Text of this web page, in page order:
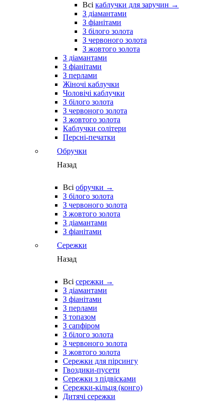
Всі каблучки для заручин →
З діамантами
З фіанітами
З білого золота
З червоного золота
З жовтого золота
З діамантами
З фіанітами
З перлами
Жіночі каблучки
Чоловічі каблучки
З білого золота
З червоного золота
З жовтого золота
Каблучки солітери
Персні-печатки
Обручки
Назад
Всі обручки →
З білого золота
З червоного золота
З жовтого золота
З діамантами
З фіанітами
Сережки
Назад
Всі сережки →
З діамантами
З фіанітами
З перлами
З топазом
З сапфіром
З білого золота
З червоного золота
З жовтого золота
Сережки для пірсингу
Гвоздики-пусети
Сережки з підвісками
Сережки-кільця (конго)
Дитячі сережки